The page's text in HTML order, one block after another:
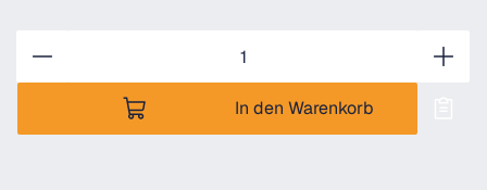
In den Warenkorb